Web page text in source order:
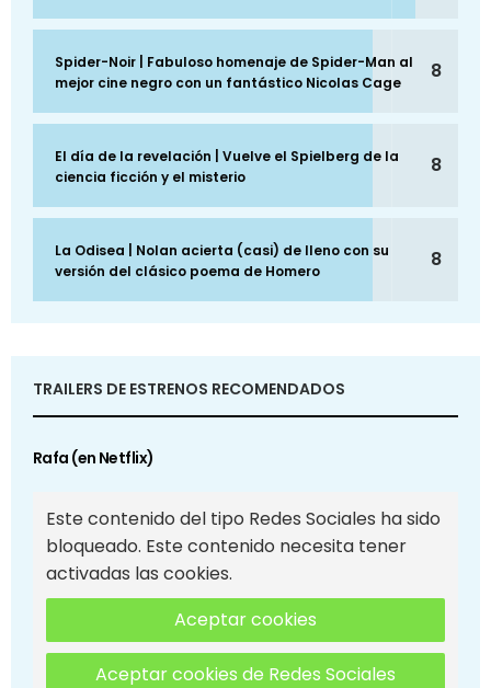
Spider-Noir | Fabuloso homenaje de Spider-Man al
mejor cine negro con un fantástico Nicolas Cage
8
El día de la revelación | Vuelve el Spielberg de la
ciencia ficción y el misterio
8
La Odisea | Nolan acierta (casi) de lleno con su
versión del clásico poema de Homero
8
TRAILERS DE ESTRENOS RECOMENDADOS
Rafa (en Netflix)
Este contenido del tipo Redes Sociales ha sido
bloqueado. Este contenido necesita tener
activadas las cookies.
Aceptar cookies
Aceptar cookies de Redes Sociales